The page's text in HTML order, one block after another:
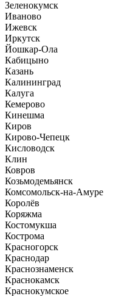
Зеленокумск
Иваново
Ижевск
Иркутск
Йошкар-Ола
Кабицыно
Казань
Калининград
Калуга
Кемерово
Кинешма
Киров
Кирово-Чепецк
Кисловодск
Клин
Ковров
Козьмодемьянск
Комсомольск-на-Амуре
Королёв
Коряжма
Костомукша
Кострома
Красногорск
Краснодар
Краснознаменск
Краснокамск
Краснокумское